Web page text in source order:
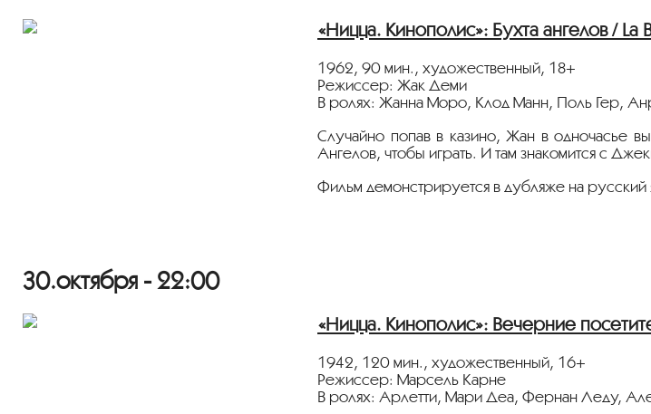
ПорталКультура.рф
«Ницца. Кинополис»: Бухта ангелов / La
1962, 90 мин., художественный, 18+
Режиссер: Жак Деми
В ролях: Жанна Моро, Клод Манн, Поль Гер,
Случайно попав в казино, Жан в одночасье
Ангелов, чтобы играть. И там знакомится с
Фильм демонстрируется в дубляже на русский
ПорталКультура.рф
30.октября - 22:00
«Ницца. Кинополис»: Вечерние
1942, 120 мин., художественный, 16+
Режиссер: Марсель Карне
В ролях: Арлетти, Мари Деа, Фернан Леду,